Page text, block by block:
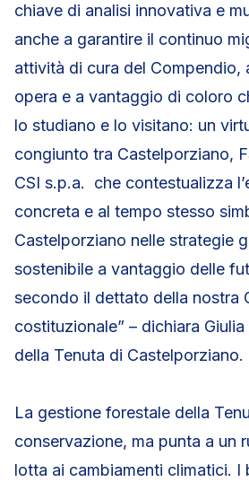
chiave di analisi innovativa e
anche a garantire il continuo
attività di cura del Compendio,
opera e a vantaggio di coloro
lo studiano e lo visitano: un
congiunto tra Castelporziano,
CSI s.p.a. che contestualizza
concreta e al tempo stesso
Castelporziano nelle strategie
sostenibile a vantaggio delle
secondo il dettato della nostra
costituzionale” – dichiara
della Tenuta di Castelporziano.
La gestione forestale della
conservazione, ma punta a un
lotta ai cambiamenti climatici. I